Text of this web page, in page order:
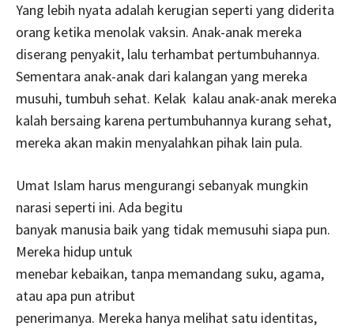
Yang lebih nyata adalah kerugian seperti yang diderita
orang ketika menolak vaksin. Anak-anak mereka
diserang penyakit, lalu terhambat pertumbuhannya.
Sementara anak-anak dari kalangan yang mereka
musuhi, tumbuh sehat. Kelak kalau anak-anak mereka
kalah bersaing karena pertumbuhannya kurang sehat,
mereka akan makin menyalahkan pihak lain pula.
Umat Islam harus mengurangi sebanyak mungkin
narasi seperti ini. Ada begitu
banyak manusia baik yang tidak memusuhi siapa pun.
Mereka hidup untuk
menebar kebaikan, tanpa memandang suku, agama,
atau apa pun atribut
penerimanya. Mereka hanya melihat satu identitas,